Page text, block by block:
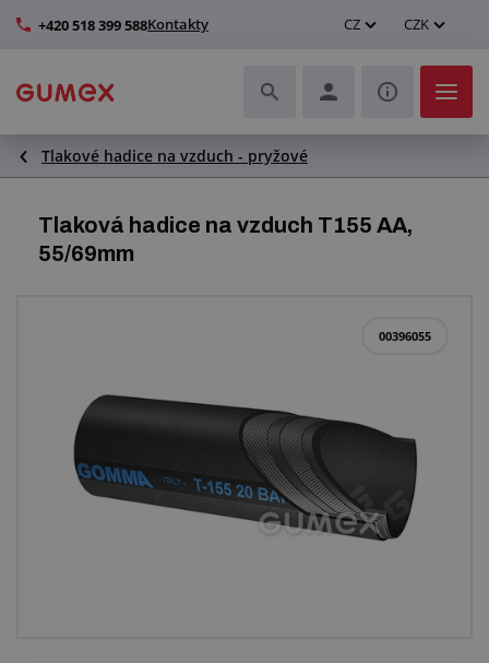
+420 518 399 588Kontakty CZ CZK
Hadice a jejich kompletace
Profily a výroba těsnění
Zlepšení pracovního prostředí
Další pryžové a plastové výrobky
Centrum poptávek
Tlakové hadice na vzduch - pryžové
Tlaková hadice na vzduch T155 AA,
55/69mm
00396055